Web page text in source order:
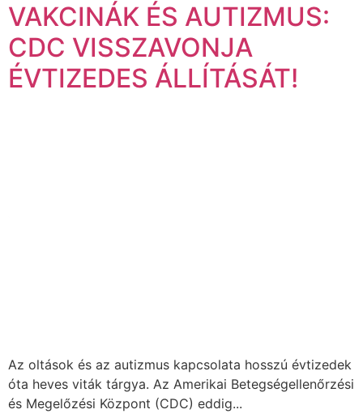
VAKCINÁK ÉS AUTIZMUS:
CDC VISSZAVONJA
ÉVTIZEDES ÁLLÍTÁSÁT!
Az oltások és az autizmus kapcsolata hosszú évtizedek
óta heves viták tárgya. Az Amerikai Betegségellenőrzési
és Megelőzési Központ (CDC) eddig...